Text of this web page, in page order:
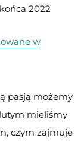
2022
w
pasją możemy
mieliśmy
czym zajmuje